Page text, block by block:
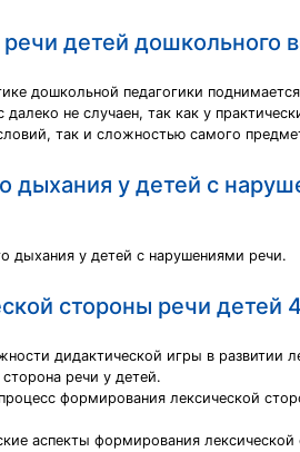
детей дошкольного
дошкольной педагогики
не случаен, так как у
так и сложностью самого
дыхания у детей с
дыхания у детей с нарушениями речи.
стороны речи детей
дидактической игры в развитии
речи у детей.
формирования лексической
аспекты формирования